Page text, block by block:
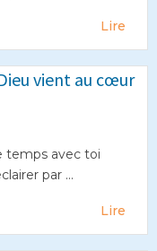
Lire
vient au cœur
temps avec toi
par ...
Lire